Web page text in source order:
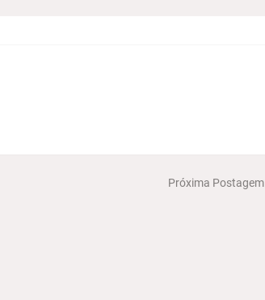
Próxima Postagem